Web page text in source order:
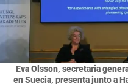
Eva Olsson, secretaria
en Suecia, presenta junto a